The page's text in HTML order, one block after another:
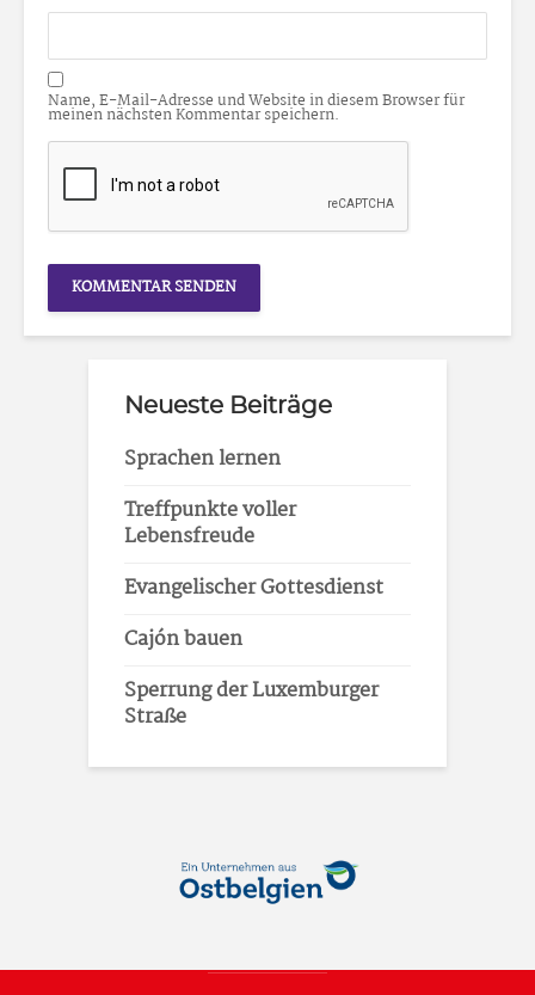
Name, E-Mail-Adresse und Website in diesem Browser für
meinen nächsten Kommentar speichern.
Neueste Beiträge
Sprachen lernen
Treffpunkte voller
Lebensfreude
Evangelischer Gottesdienst
Cajón bauen
Sperrung der Luxemburger
Straße